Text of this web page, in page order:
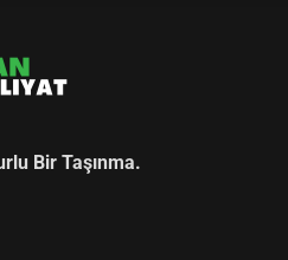
Bir Taşınma.